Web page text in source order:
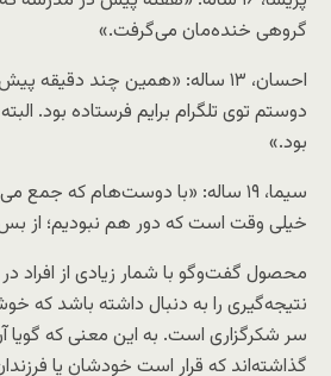
گروهی خنده‌مان می‌گرفت.»
احسان، ۱۳ ساله: «همین چند
دوستم توی تلگرام برایم فرستاده بود.
بود.»
سیما، ۱۹ ساله: «با دوست‌هام که
خیلی وقت است که دور هم نبودیم؛ از
محصول گفت‌و‌گو با شمار زیادی از افراد در
نتیجه‌گیری را به دنبال داشته باشد که
سر شکرگزاری است. به این معنی که گویا
گذاشته‌اند که قرار است خودشان یا